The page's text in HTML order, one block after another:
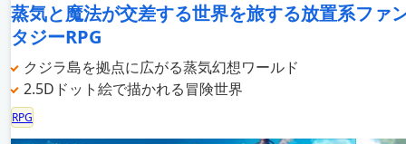
蒸気と魔法が交差する世界を旅する放置系ファ
タジーRPG
クジラ島を拠点に広がる蒸気幻想ワールド
2.5Dドット絵で描かれる冒険世界
RPG